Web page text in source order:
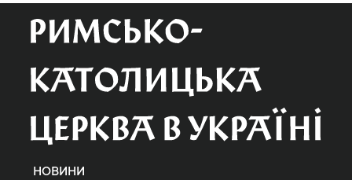
НОВИНИ